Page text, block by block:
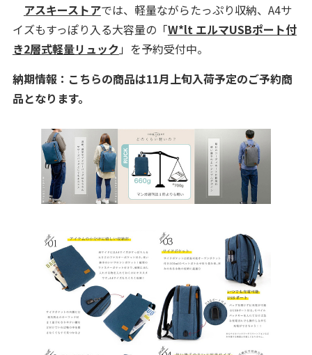
アスキーストアでは、軽量ながらたっぷり収納、A4サ
イズもすっぽり入る大容量の「W*lt エルマUSBポート付
き2層式軽量リュック 」を予約受付中。
納期情報：こちらの商品は11月上旬入荷予定のご予約商
品となります。